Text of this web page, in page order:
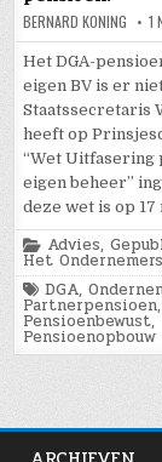
BERNARD KONING 1
Het DGA-
eigen BV is er
Staatssecretaris
heeft op
“Wet Uitfasering
eigen beheer”
deze wet is op
Posted
in
Advies,
Het
Tagged
DGA,
Partnerpensioen,
Pensioenbewust,
Pensioenopbouw